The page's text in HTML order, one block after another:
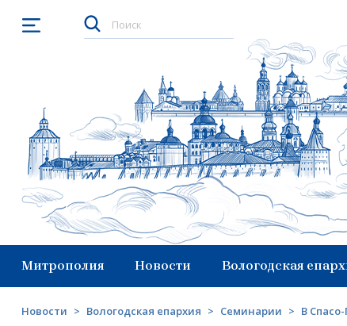
Открыть меню
Митрополия Новости Вологодская
Новости > Вологодская епархия > Семинарии > В